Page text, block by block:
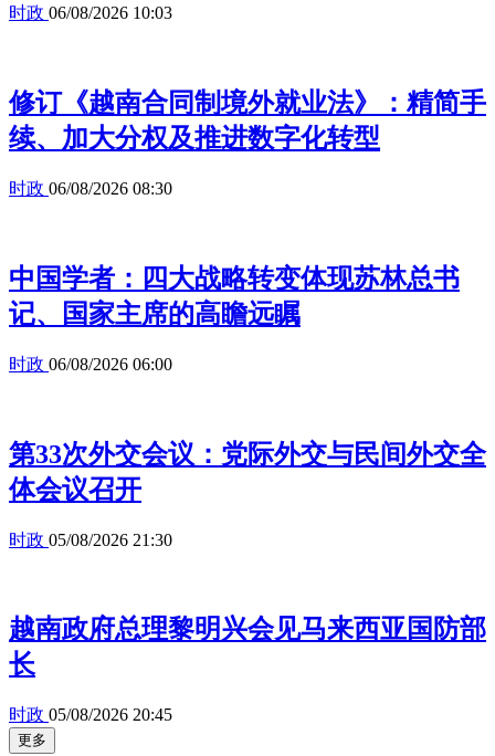
时政 06/08/2026 10:03
修订《越南合同制境外就业法》：精简手
续、加大分权及推进数字化转型
时政 06/08/2026 08:30
中国学者：四大战略转变体现苏林总书
记、国家主席的高瞻远瞩
时政 06/08/2026 06:00
第33次外交会议：党际外交与民间外交全
体会议召开
时政 05/08/2026 21:30
越南政府总理黎明兴会见马来西亚国防部
长
时政 05/08/2026 20:45
更多